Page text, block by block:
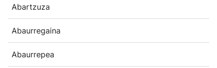
Abartzuza
Abaurregaina
Abaurrepea